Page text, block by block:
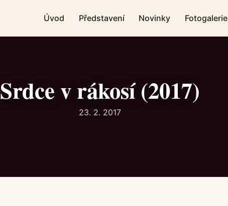
Úvod Představení Novinky Fotogalerie
Srdce v rákosí (2017)
23. 2. 2017